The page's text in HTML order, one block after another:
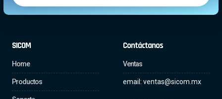
SICOM
Home
Productos
Contáctanos
Ventas
email: ventas@sicom.mx